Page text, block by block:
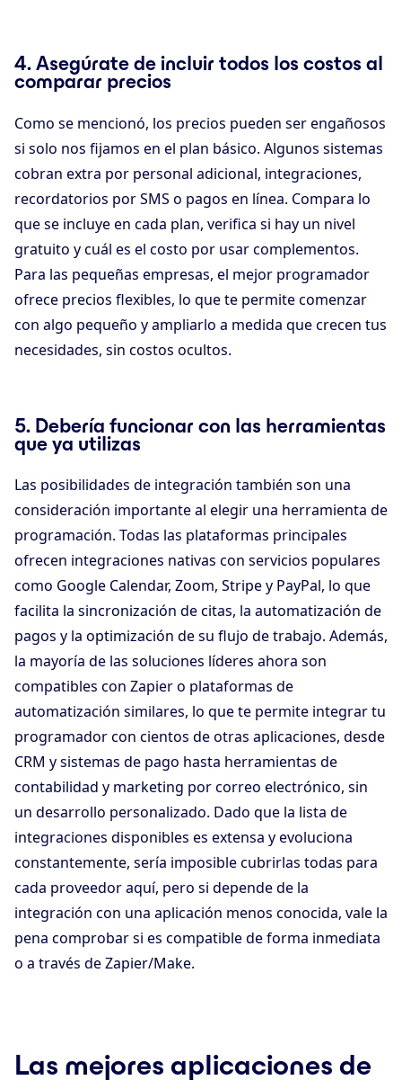
4. Asegúrate de incluir todos los costos al
comparar precios
Como se mencionó, los precios pueden ser engañosos
si solo nos fijamos en el plan básico. Algunos sistemas
cobran extra por personal adicional, integraciones,
recordatorios por SMS o pagos en línea. Compara lo
que se incluye en cada plan, verifica si hay un nivel
gratuito y cuál es el costo por usar complementos.
Para las pequeñas empresas, el mejor programador
ofrece precios flexibles, lo que te permite comenzar
con algo pequeño y ampliarlo a medida que crecen tus
necesidades, sin costos ocultos.
5. Debería funcionar con las herramientas
que ya utilizas
Las posibilidades de integración también son una
consideración importante al elegir una herramienta de
programación. Todas las plataformas principales
ofrecen integraciones nativas con servicios populares
como Google Calendar, Zoom, Stripe y PayPal, lo que
facilita la sincronización de citas, la automatización de
pagos y la optimización de su flujo de trabajo. Además,
la mayoría de las soluciones líderes ahora son
compatibles con Zapier o plataformas de
automatización similares, lo que te permite integrar tu
programador con cientos de otras aplicaciones, desde
CRM y sistemas de pago hasta herramientas de
contabilidad y marketing por correo electrónico, sin
un desarrollo personalizado. Dado que la lista de
integraciones disponibles es extensa y evoluciona
constantemente, sería imposible cubrirlas todas para
cada proveedor aquí, pero si depende de la
integración con una aplicación menos conocida, vale la
pena comprobar si es compatible de forma inmediata
o a través de Zapier/Make.
Las mejores aplicaciones de